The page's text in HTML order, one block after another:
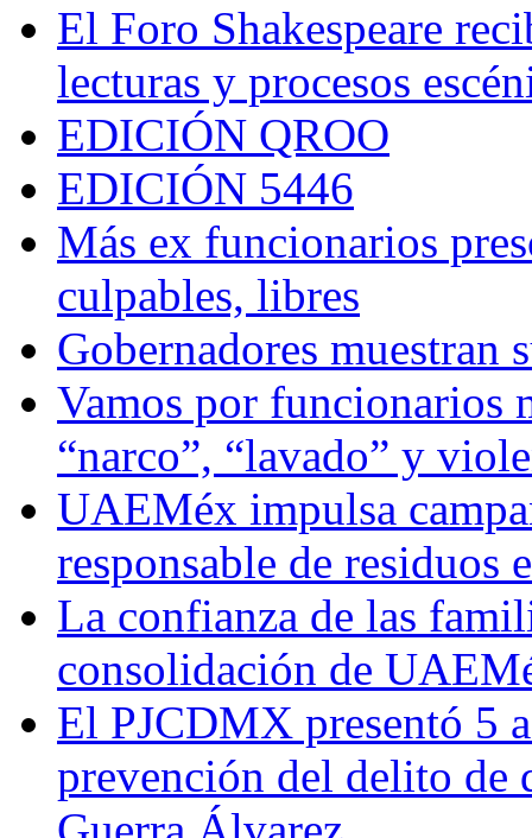
El Foro Shakespeare
lecturas y procesos
EDICIÓN QROO
EDICIÓN 5446
Más ex funcionarios
culpables, libres
Gobernadores muestran
Vamos por funcionarios
“narco”, “lavado” y
UAEMéx impulsa
responsable de residuos
La confianza de las
consolidación de
El PJCDMX presentó 5
prevención del delito de